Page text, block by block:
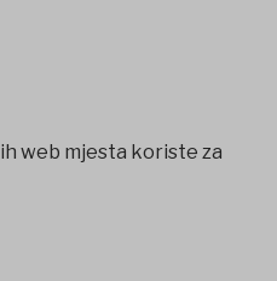
web mjesta koriste za